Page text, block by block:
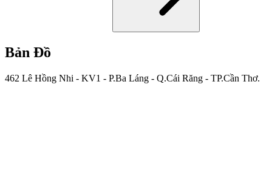
Bản Đồ
462 Lê Hồng Nhi - KV1 - P.Ba Láng - Q.Cái Răng - TP.Cần Thơ.